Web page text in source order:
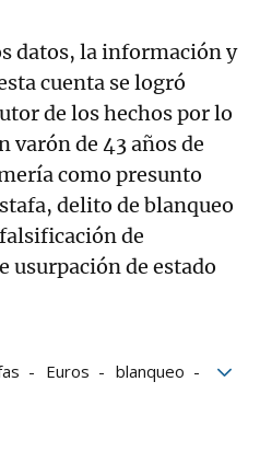
datos, la información y
cuenta se logró
de los hechos por lo
varón de 43 años de
como presunto
delito de blanqueo
de
usurpación de estado
Euros
blanqueo